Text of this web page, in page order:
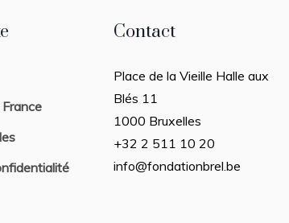
France
Contact
Place de la Vieille Halle aux
Blés 11
1000 Bruxelles
+32 2 511 10 20
info@fondationbrel.be